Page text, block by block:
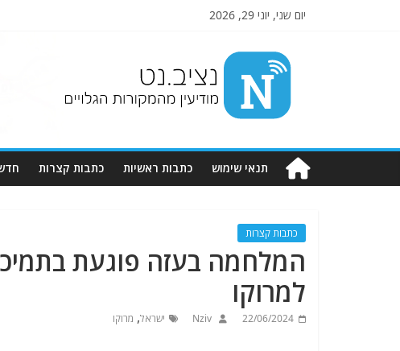
יום שני, יוני 29, 2026
Nziv.net
מודיעין
מהמקורות
תנאי שימוש כתבות ראשיות כתבות קצרות
כתבות קצרות
המלחמה בעזה פוגעת
למרוקו
22/06/2024
Nziv ישראל, מרוקו